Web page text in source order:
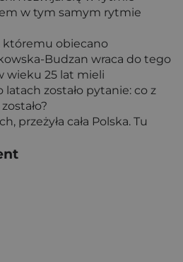
w tym samym rytmie
któremu obiecano
Budzan wraca do tego
wieku 25 lat mieli
latach zostało pytanie: co z
przeżyła cała Polska. Tu